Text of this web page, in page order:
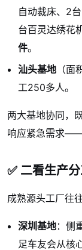
自动裁床、2
台百灵达绣花
件。
汕头基地 （
工250多人。
两大基地协同，
响应紧急需求——
✅ 二看生产
成熟源头工厂往
深圳基地：侧
足车友会从核